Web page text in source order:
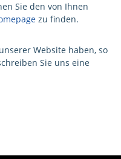
Sie den von Ihnen
zu finden.
Website haben, so
Sie uns eine